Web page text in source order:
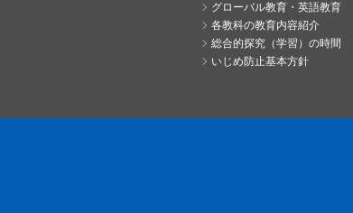
グローバル教育・英語教育
各教科の教育内容紹介
総合的探究（学習）の時間
いじめ防止基本方針